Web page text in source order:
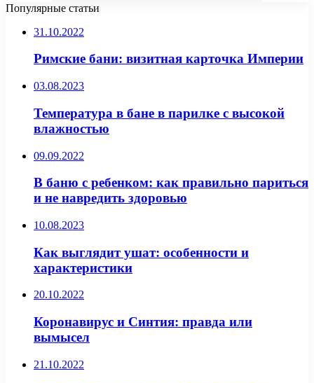
Популярные статьи
31.10.2022
Римские бани: визитная карточка Империи
03.08.2023
Температура в бане в парилке с высокой
влажностью
09.09.2022
В баню с ребенком: как правильно париться
и не навредить здоровью
10.08.2023
Как выглядит ушат: особенности и
характеристики
20.10.2022
Коронавирус и Синтия: правда или
вымысел
21.10.2022